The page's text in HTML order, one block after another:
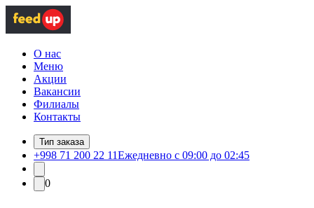
О нас
Меню
Акции
Вакансии
Филиалы
Контакты
Тип заказа
+998 71 200 22 11Ежедневно с 09:00 до 02:45
0